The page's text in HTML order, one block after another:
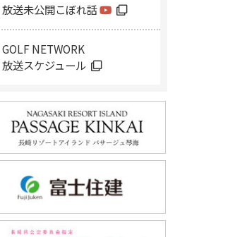
放送未公開こぼれ話
GOLF NETWORK
放送スケジュール